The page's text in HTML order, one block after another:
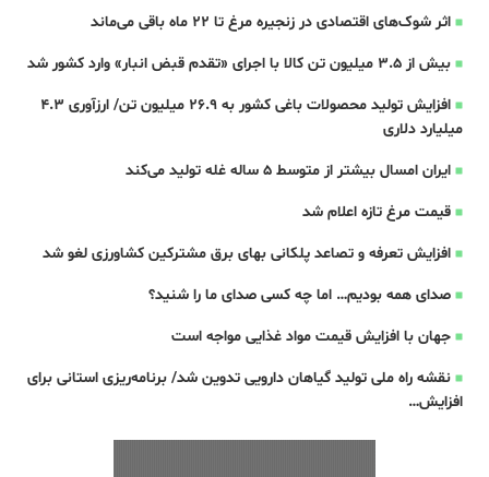
اثر شوک‌های اقتصادی در زنجیره مرغ تا 22 ماه باقی می‌ماند
بیش از ۳.۵ میلیون تن کالا با اجرای «تقدم قبض انبار» وارد کشور شد
افزایش تولید محصولات باغی کشور به ۲۶.۹ میلیون تن/ ارزآوری ۴.۳
میلیارد دلاری
ایران امسال بیشتر از متوسط 5 ساله غله تولید می‌کند
قیمت مرغ تازه اعلام شد
افزایش تعرفه و تصاعد پلکانی بهای برق مشترکین کشاورزی لغو شد
صدای همه بودیم… اما چه کسی صدای ما را شنید؟
جهان با افزایش قیمت مواد غذایی مواجه است
نقشه راه ملی تولید گیاهان دارویی تدوین شد/ برنامه‌ریزی استانی برای
افزایش…